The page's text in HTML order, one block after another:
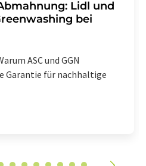
Lidl und
bei
ASC und GGN
Garantie für nachhaltige